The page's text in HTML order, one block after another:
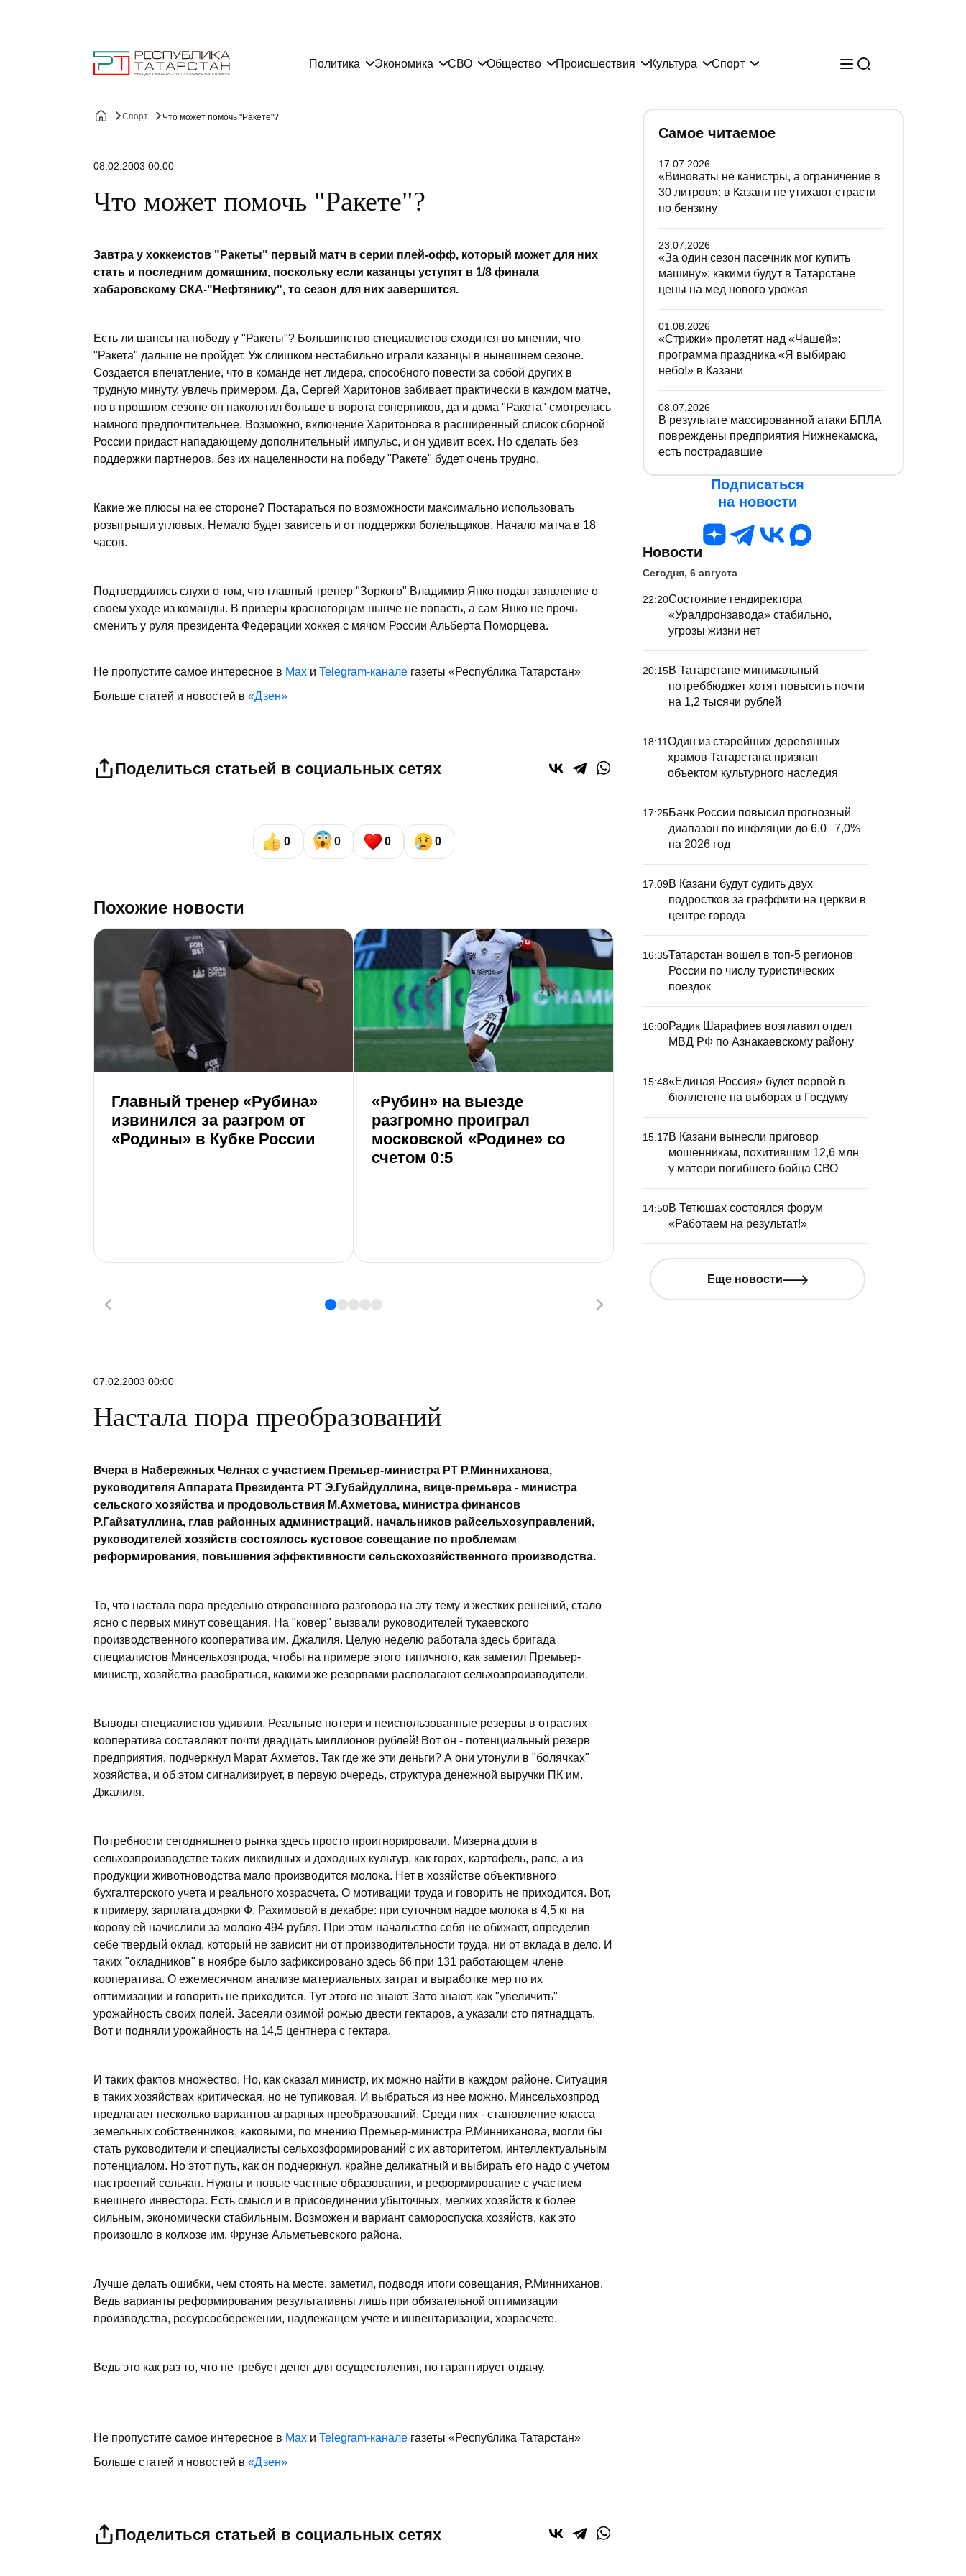
Политика Экономика СВО Общество Происшествия Культура Спорт
Спорт Что может помочь "Ракете"?
08.02.2003 00:00
Что может помочь "Ракете"?
Завтра у хоккеистов "Ракеты" первый матч в серии плей-офф, который может для них
стать и последним домашним, поскольку если казанцы уступят в 1/8 финала
хабаровскому СКА-"Нефтянику", то сезон для них завершится.
Есть ли шансы на победу у "Ракеты"? Большинство специалистов сходится во мнении, что
"Ракета" дальше не пройдет. Уж слишком нестабильно играли казанцы в нынешнем сезоне.
Создается впечатление, что в команде нет лидера, способного повести за собой других в
трудную минуту, увлечь примером. Да, Сергей Харитонов забивает практически в каждом матче,
но в прошлом сезоне он наколотил больше в ворота соперников, да и дома "Ракета" смотрелась
намного предпочтительнее. Возможно, включение Харитонова в расширенный список сборной
России придаст нападающему дополнительный импульс, и он удивит всех. Но сделать без
поддержки партнеров, без их нацеленности на победу "Ракете" будет очень трудно.
Какие же плюсы на ее стороне? Постараться по возможности максимально использовать
розыгрыши угловых. Немало будет зависеть и от поддержки болельщиков. Начало матча в 18
часов.
Подтвердились слухи о том, что главный тренер "Зоркого" Владимир Янко подал заявление о
своем уходе из команды. В призеры красногорцам нынче не попасть, а сам Янко не прочь
сменить у руля президента Федерации хоккея с мячом России Альберта Поморцева.
Не пропустите самое интересное в Max и Telegram-канале газеты «Республика Татарстан»
Больше статей и новостей в «Дзен»
Поделиться статьей в социальных сетях
0 0 0 0
Похожие новости
Главный тренер «Рубина»
извинился за разгром от
«Родины» в Кубке России
«Рубин» на выезде
разгромно проиграл
московской «Родине» со
счетом 0:5
Сборная Татарстана
завоевала бронзу на
регбийном турнире
07.02.2003 00:00
Настала пора преобразований
Вчера в Набережных Челнах с участием Премьер-министра РТ Р.Минниханова,
руководителя Аппарата Президента РТ Э.Губайдуллина, вице-премьера - министра
сельского хозяйства и продовольствия М.Ахметова, министра финансов
Р.Гайзатуллина, глав районных администраций, начальников райсельхозуправлений,
руководителей хозяйств состоялось кустовое совещание по проблемам
реформирования, повышения эффективности сельскохозяйственного производства.
То, что настала пора предельно откровенного разговора на эту тему и жестких решений, стало
ясно с первых минут совещания. На "ковер" вызвали руководителей тукаевского
производственного кооператива им. Джалиля. Целую неделю работала здесь бригада
специалистов Минсельхозпрода, чтобы на примере этого типичного, как заметил Премьер-
министр, хозяйства разобраться, какими же резервами располагают сельхозпроизводители.
Выводы специалистов удивили. Реальные потери и неиспользованные резервы в отраслях
кооператива составляют почти двадцать миллионов рублей! Вот он - потенциальный резерв
предприятия, подчеркнул Марат Ахметов. Так где же эти деньги? А они утонули в "болячках"
хозяйства, и об этом сигнализирует, в первую очередь, структура денежной выручки ПК им.
Джалиля.
Потребности сегодняшнего рынка здесь просто проигнорировали. Мизерна доля в
сельхозпроизводстве таких ликвидных и доходных культур, как горох, картофель, рапс, а из
продукции животноводства мало производится молока. Нет в хозяйстве объективного
бухгалтерского учета и реального хозрасчета. О мотивации труда и говорить не приходится. Вот,
к примеру, зарплата доярки Ф. Рахимовой в декабре: при суточном надое молока в 4,5 кг на
корову ей начислили за молоко 494 рубля. При этом начальство себя не обижает, определив
себе твердый оклад, который не зависит ни от производительности труда, ни от вклада в дело. И
таких "окладников" в ноябре было зафиксировано здесь 66 при 131 работающем члене
кооператива. О ежемесячном анализе материальных затрат и выработке мер по их
оптимизации и говорить не приходится. Тут этого не знают. Зато знают, как "увеличить"
урожайность своих полей. Засеяли озимой рожью двести гектаров, а указали сто пятнадцать.
Вот и подняли урожайность на 14,5 центнера с гектара.
И таких фактов множество. Но, как сказал министр, их можно найти в каждом районе. Ситуация
в таких хозяйствах критическая, но не тупиковая. И выбраться из нее можно. Минсельхозпрод
предлагает несколько вариантов аграрных преобразований. Среди них - становление класса
земельных собственников, каковыми, по мнению Премьер-министра Р.Минниханова, могли бы
стать руководители и специалисты сельхозформирований с их авторитетом, интеллектуальным
потенциалом. Но этот путь, как он подчеркнул, крайне деликатный и выбирать его надо с учетом
настроений сельчан. Нужны и новые частные образования, и реформирование с участием
внешнего инвестора. Есть смысл и в присоединении убыточных, мелких хозяйств к более
сильным, экономически стабильным. Возможен и вариант самороспуска хозяйств, как это
произошло в колхозе им. Фрунзе Альметьевского района.
Лучше делать ошибки, чем стоять на месте, заметил, подводя итоги совещания, Р.Минниханов.
Ведь варианты реформирования результативны лишь при обязательной оптимизации
производства, ресурсосбережении, надлежащем учете и инвентаризации, хозрасчете.
Ведь это как раз то, что не требует денег для осуществления, но гарантирует отдачу.
Не пропустите самое интересное в Max и Telegram-канале газеты «Республика Татарстан»
Больше статей и новостей в «Дзен»
Поделиться статьей в социальных сетях
Самое читаемое
17.07.2026
«Виноваты не канистры, а ограничение в
30 литров»: в Казани не утихают страсти
по бензину
23.07.2026
«За один сезон пасечник мог купить
машину»: какими будут в Татарстане
цены на мед нового урожая
01.08.2026
«Стрижи» пролетят над «Чашей»:
программа праздника «Я выбираю
небо!» в Казани
08.07.2026
В результате массированной атаки БПЛА
повреждены предприятия Нижнекамска,
есть пострадавшие
Подписаться
на новости
Новости
Сегодня, 6 августа
22:20Состояние гендиректора
«Уралдронзавода» стабильно,
угрозы жизни нет
20:15В Татарстане минимальный
потреббюджет хотят повысить почти
на 1,2 тысячи рублей
18:11Один из старейших деревянных
храмов Татарстана признан
объектом культурного наследия
17:25Банк России повысил прогнозный
диапазон по инфляции до 6,0 – 7,0%
на 2026 год
17:09В Казани будут судить двух
подростков за граффити на церкви в
центре города
16:35Татарстан вошел в топ-5 регионов
России по числу туристических
поездок
16:00Радик Шарафиев возглавил отдел
МВД РФ по Азнакаевскому району
15:48«Единая Россия» будет первой в
бюллетене на выборах в Госдуму
15:17В Казани вынесли приговор
мошенникам, похитившим 12,6 млн
у матери погибшего бойца СВО
14:50В Тетюшах состоялся форум
«Работаем на результат!»
Еще новости